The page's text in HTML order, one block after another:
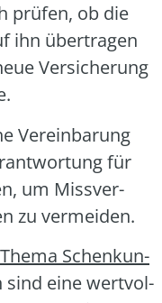
prü­fen, ob die
ihn über­tra­gen
Ver­si­che­rung
Ver­ein­ba­rung
für
um Miss­ver­
zu ver­mei­den.
Schen­kun­
sind eine wert­vol­